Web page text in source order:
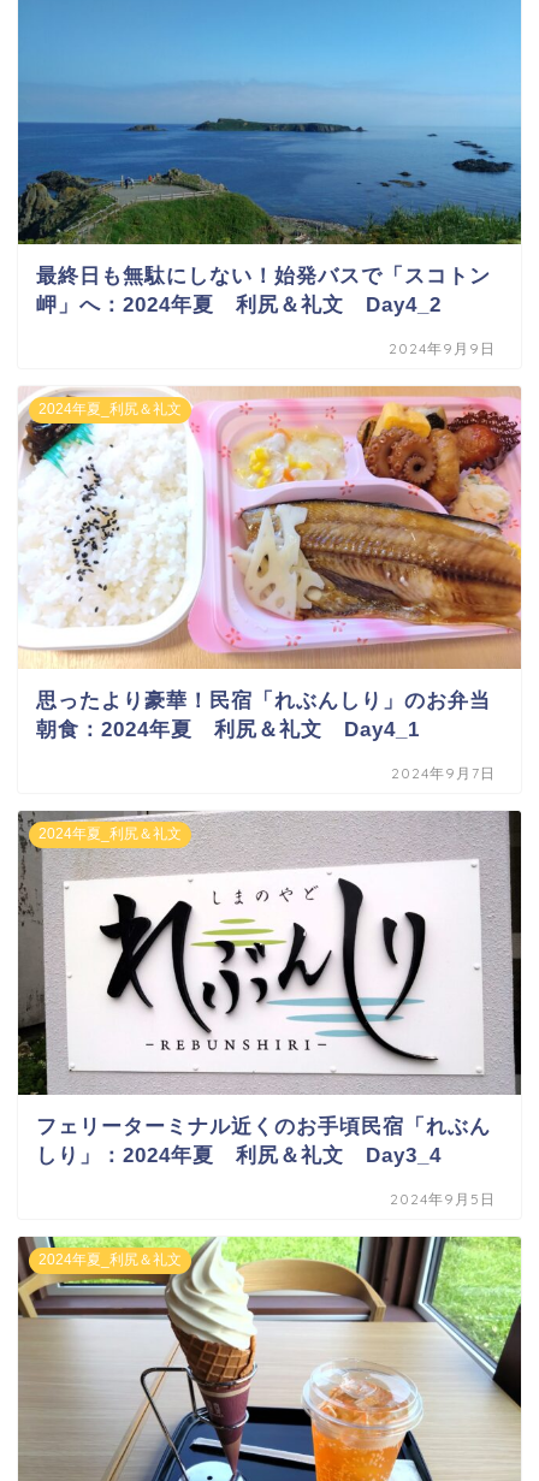
最終日も無駄にしない！始発バスで「スコトン
岬」へ：2024年夏 利尻＆礼文 Day4_2
2024年9月9日
2024年夏_利尻＆礼文
思ったより豪華！民宿「れぶんしり」のお弁当
朝食：2024年夏 利尻＆礼文 Day4_1
2024年9月7日
2024年夏_利尻＆礼文
フェリーターミナル近くのお手頃民宿「れぶん
しり」：2024年夏 利尻＆礼文 Day3_4
2024年9月5日
2024年夏_利尻＆礼文